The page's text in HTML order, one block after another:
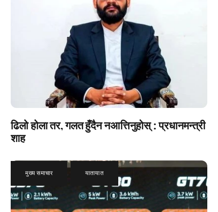
ढिलो होला तर, गलत हुँदैन नआत्तिनुहोस् : प्रधानमन्त्री
शाह
मुख्य समाचार यातायात